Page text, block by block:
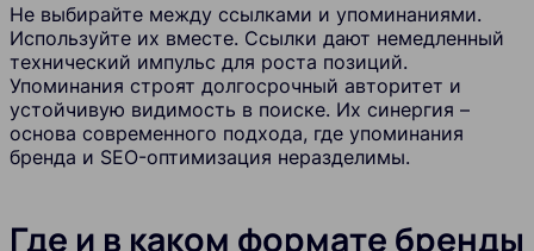
Не выбирайте между ссылками и упоминаниями.
Используйте их вместе. Ссылки дают немедленный
технический импульс для роста позиций.
Упоминания строят долгосрочный авторитет и
устойчивую видимость в поиске. Их синергия –
основа современного подхода, где упоминания
бренда и SEO-оптимизация неразделимы.
Где и в каком формате бренды